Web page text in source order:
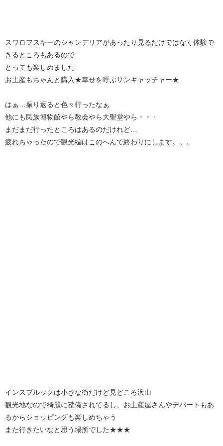
スワロフスキーのシャンデリアがあったり見るだけではなく体験で
きるところもあるので
とっても楽しめました
お土産もちゃんと購入★幸せを呼ぶサンキャッチャー★
はぁ…振り返ると色々行ったなぁ
他にも民族博物館やら教会やら大聖堂やら・・・
まだまだ行ったところはあるのだけれど…
疲れちゃったので観光編はこのへんで終わりにします。。。
インスブルックは小さな街だけど見どころ沢山
観光地なので綺麗に整備されてるし、お土産屋さんやデパートもあ
るからショッピングも楽しめちゃう
また行きたいなと思う場所でした★★★